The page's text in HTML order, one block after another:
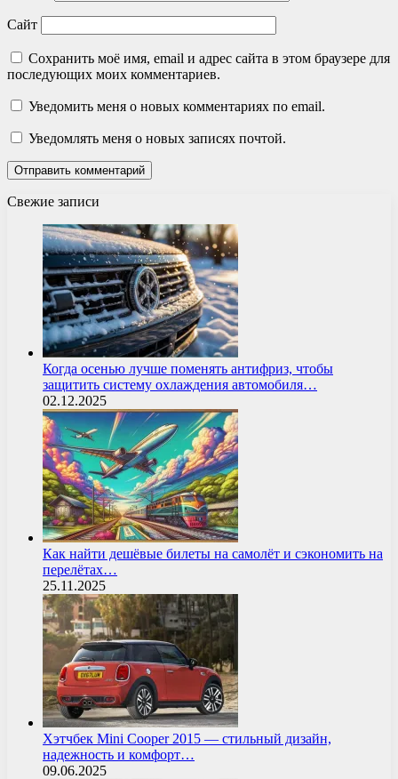
Сайт
Сохранить моё имя, email и адрес сайта в этом браузере для
последующих моих комментариев.
Уведомить меня о новых комментариях по email.
Уведомлять меня о новых записях почтой.
Свежие записи
Когда осенью лучше поменять антифриз, чтобы
защитить систему охлаждения автомобиля…
02.12.2025
Как найти дешёвые билеты на самолёт и сэкономить на
перелётах…
25.11.2025
Хэтчбек Mini Cooper 2015 — стильный дизайн,
надежность и комфорт…
09.06.2025